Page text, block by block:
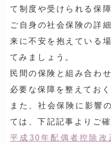
て制度や受けられる保
ご自身の社会保険の詳
来に不安を抱えている
てみましょう。
民間の保険と組み合わ
必要な保障を整えてお
また、社会保険に影響
ては、下記記事よりご
平成30年配偶者控除